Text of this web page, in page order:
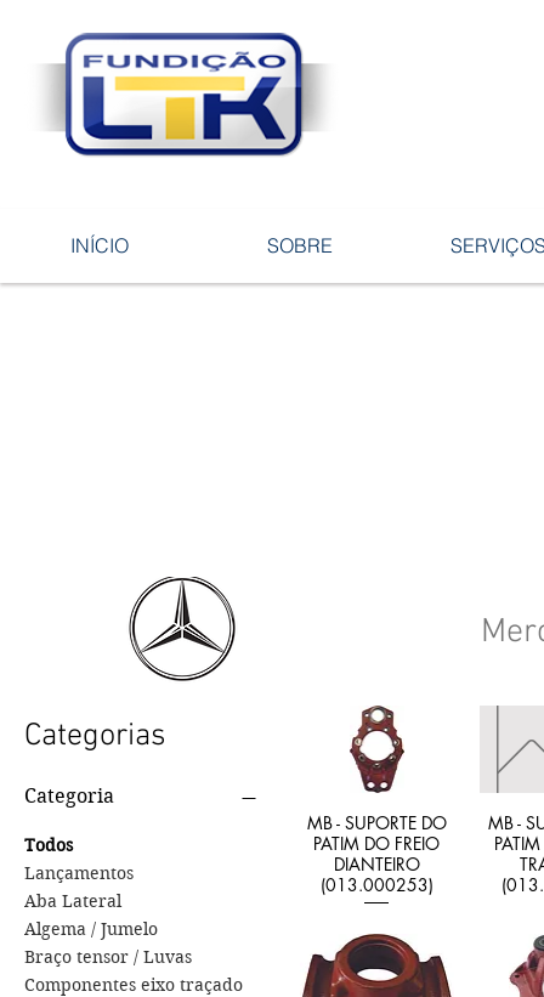
INÍCIO SOBRE
Categorias
Categoria
Todos
Lançamentos
Aba Lateral
Algema / Jumelo
Braço tensor / Luvas
Componentes eixo traçado
MB - SUPORTE DO
PATIM DO FREIO
DIANTEIRO
(013.000253)
MB -